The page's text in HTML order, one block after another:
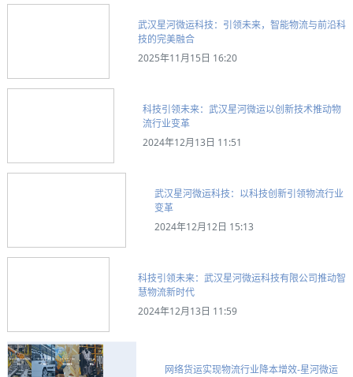
武汉星河微运科技：引领未来，智能物流与前沿科
技的完美融合
2025年11月15日 16:20
科技引领未来：武汉星河微运以创新技术推动物
流行业变革
2024年12月13日 11:51
武汉星河微运科技：以科技创新引领物流行业
变革
2024年12月12日 15:13
科技引领未来：武汉星河微运科技有限公司推动智
慧物流新时代
2024年12月13日 11:59
网络货运实现物流行业降本增效-星河微运